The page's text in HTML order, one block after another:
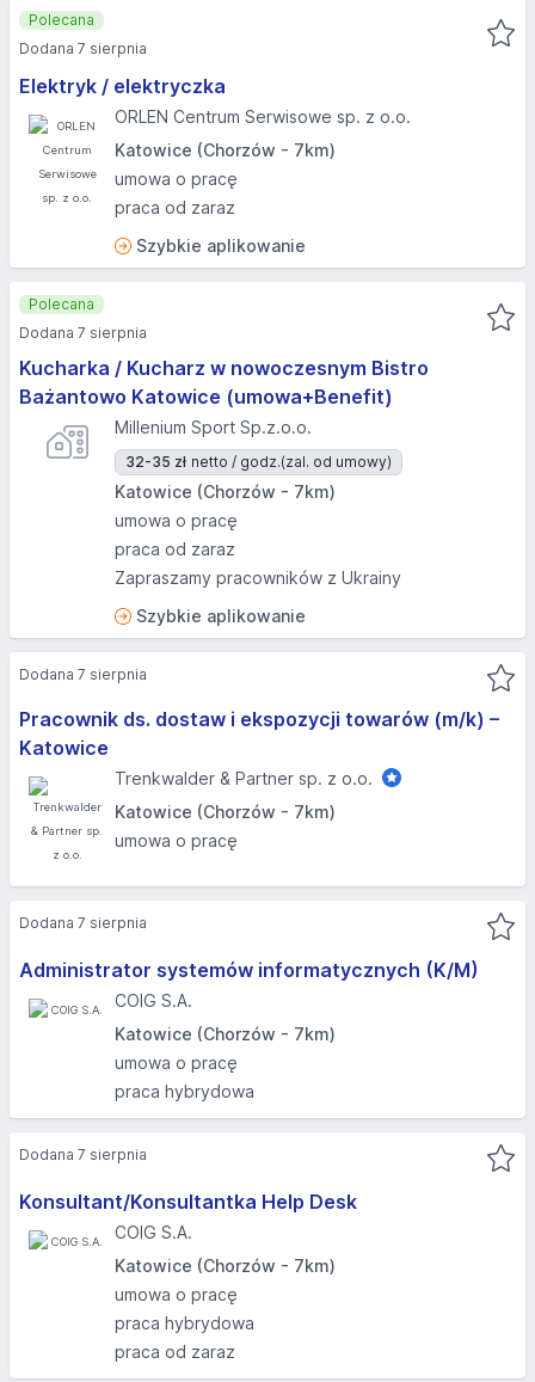
Elektryk / elektryczka
ORLEN Centrum Serwisowe sp. z o.o.
Katowice (Chorzów - 7km)
umowa o pracę
praca od zaraz
Szybkie aplikowanie
Polecana
Dodana 7 sierpnia
Kucharka / Kucharz w nowoczesnym Bistro
Bażantowo Katowice (umowa+Benefit)
Millenium Sport Sp.z.o.o.
32-35 zł netto / godz.(zal. od umowy)
Katowice (Chorzów - 7km)
umowa o pracę
praca od zaraz
Zapraszamy pracowników z Ukrainy
Szybkie aplikowanie
Polecana
Dodana 7 sierpnia
Pracownik ds. dostaw i ekspozycji towarów (m/k) –
Katowice
Trenkwalder & Partner sp. z o.o.
Katowice (Chorzów - 7km)
umowa o pracę
Dodana 7 sierpnia
Administrator systemów informatycznych (K/M)
COIG S.A.
Katowice (Chorzów - 7km)
umowa o pracę
praca hybrydowa
Dodana 7 sierpnia
Konsultant/Konsultantka Help Desk
COIG S.A.
Katowice (Chorzów - 7km)
umowa o pracę
praca hybrydowa
praca od zaraz
Dodana 7 sierpnia